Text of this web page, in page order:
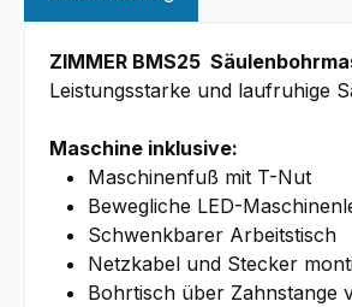
ZIMMER BMS25
Leistungsstarke und laufruhige
Maschine inklusive:
Maschinenfuß mit T-Nut
Bewegliche LED-
Schwenkbarer Arbeitstisch
Netzkabel und Stecker
Bohrtisch über Zahnstange